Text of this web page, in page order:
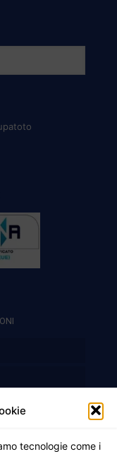
tecnologie come i